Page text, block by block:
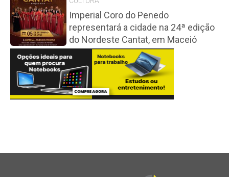
Imperial Coro do Penedo
representará a cidade na 24ª edição
do Nordeste Cantat, em Maceió